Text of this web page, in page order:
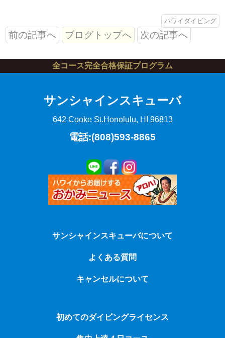
ハワイダイビング
前の記事へ ブログトップへ 次の記事へ
全コース完全合格保証プログラム
サンシャインスキューバ
642 Cooke St.Honolulu, HI 96813
電話:(808)593-8865
サンシャインスキューバについて
よくある質問
キャンセルについて
初めてのダイビングライセンス